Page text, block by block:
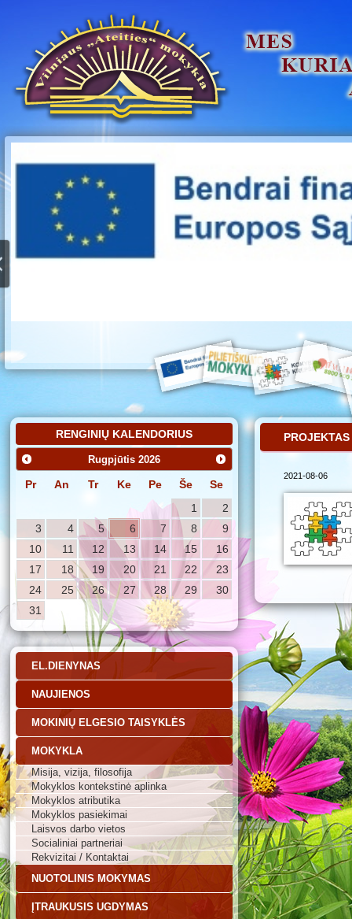
RENGINIŲ KALENDORIUS
Rugpjūtis 2026
Pr An Tr Ke Pe Še
Se
1
2
3
4 5 6 7 8
9
10
11 12 13 14 15
16
17
18 19 20 21 22
23
24
25 26 27 28 29
30
31
EL.DIENYNAS
NAUJIENOS
MOKINIŲ ELGESIO TAISYKLĖS
MOKYKLA
Misija, vizija, filosofija
Mokyklos kontekstinė aplinka
Mokyklos atributika
Mokyklos pasiekimai
Laisvos darbo vietos
Socialiniai partneriai
Rekvizitai / Kontaktai
NUOTOLINIS MOKYMAS
ĮTRAUKUSIS UGDYMAS
2021-08-06